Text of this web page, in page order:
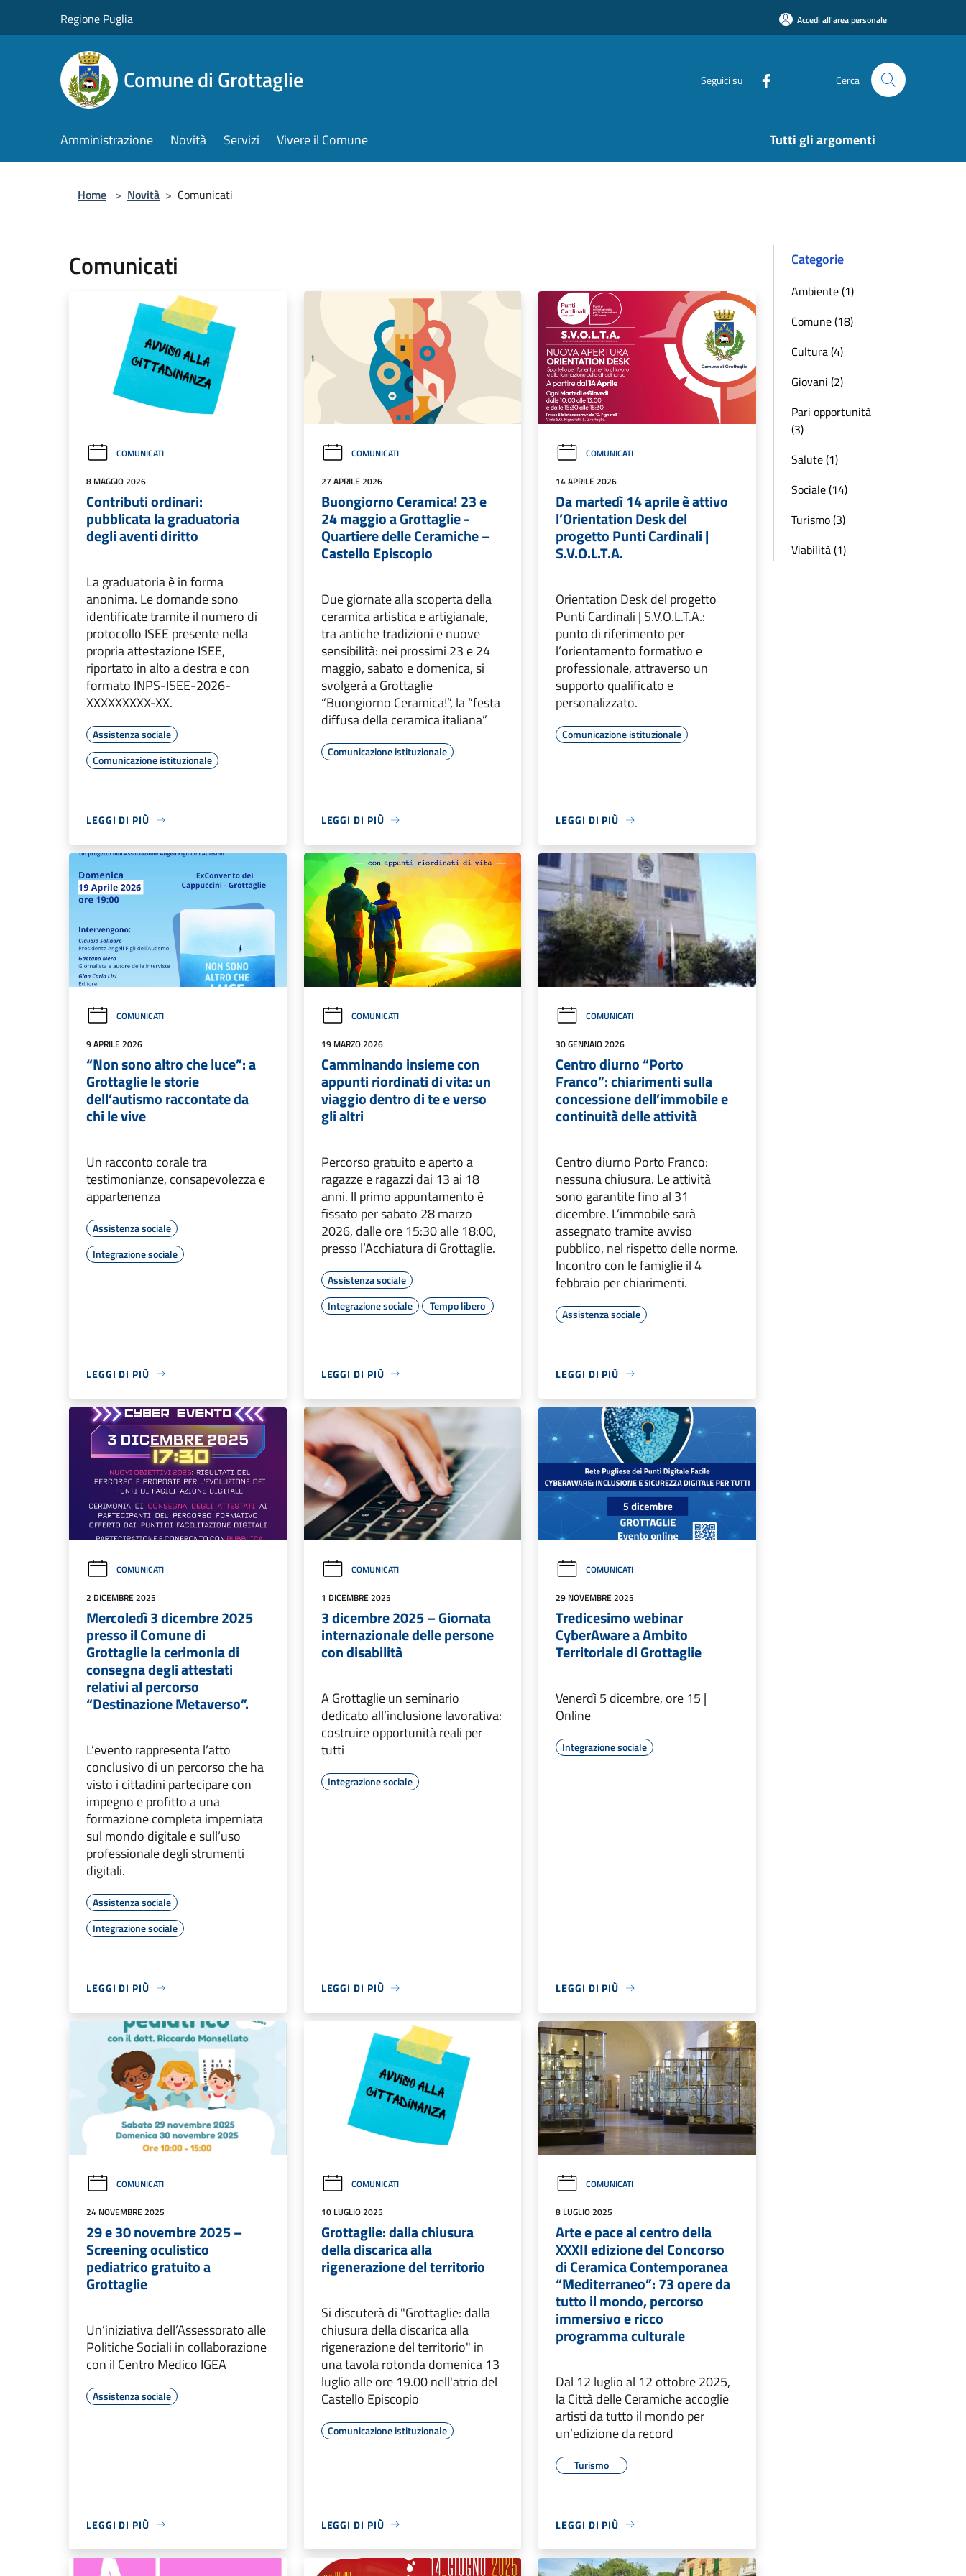
Regione Puglia Accedi all'area personale
Comune di Grottaglie Seguici su Cerca
Amministrazione Novità Servizi Vivere il Comune Tutti gli argomenti
Home > Novità > Comunicati
Comunicati
COMUNICATI
8 MAGGIO 2026
Contributi ordinari:
pubblicata la graduatoria
degli aventi diritto
La graduatoria è in forma
anonima. Le domande sono
identificate tramite il numero di
protocollo ISEE presente nella
propria attestazione ISEE,
riportato in alto a destra e con
formato INPS-ISEE-2026-
XXXXXXXXX-XX.
Assistenza sociale
Comunicazione istituzionale
LEGGI DI PIÙ
COMUNICATI
27 APRILE 2026
Buongiorno Ceramica! 23 e
24 maggio a Grottaglie -
Quartiere delle Ceramiche –
Castello Episcopio
Due giornate alla scoperta della
ceramica artistica e artigianale,
tra antiche tradizioni e nuove
sensibilità: nei prossimi 23 e 24
maggio, sabato e domenica, si
svolgerà a Grottaglie
“Buongiorno Ceramica!”, la “festa
diffusa della ceramica italiana”
Comunicazione istituzionale
LEGGI DI PIÙ
COMUNICATI
14 APRILE 2026
Da martedì 14 aprile è attivo
l’Orientation Desk del
progetto Punti Cardinali |
S.V.O.L.T.A.
Orientation Desk del progetto
Punti Cardinali | S.V.O.L.T.A.:
punto di riferimento per
l’orientamento formativo e
professionale, attraverso un
supporto qualificato e
personalizzato.
Comunicazione istituzionale
LEGGI DI PIÙ
COMUNICATI
9 APRILE 2026
“Non sono altro che luce”: a
Grottaglie le storie
dell’autismo raccontate da
chi le vive
Un racconto corale tra
testimonianze, consapevolezza e
appartenenza
Assistenza sociale
Integrazione sociale
LEGGI DI PIÙ
COMUNICATI
19 MARZO 2026
Camminando insieme con
appunti riordinati di vita: un
viaggio dentro di te e verso
gli altri
Percorso gratuito e aperto a
ragazze e ragazzi dai 13 ai 18
anni. Il primo appuntamento è
fissato per sabato 28 marzo
2026, dalle ore 15:30 alle 18:00,
presso l’Acchiatura di Grottaglie.
Assistenza sociale
Integrazione sociale
Tempo libero
LEGGI DI PIÙ
COMUNICATI
30 GENNAIO 2026
Centro diurno “Porto
Franco”: chiarimenti sulla
concessione dell’immobile e
continuità delle attività
Centro diurno Porto Franco:
nessuna chiusura. Le attività
sono garantite fino al 31
dicembre. L’immobile sarà
assegnato tramite avviso
pubblico, nel rispetto delle norme.
Incontro con le famiglie il 4
febbraio per chiarimenti.
Assistenza sociale
LEGGI DI PIÙ
COMUNICATI
2 DICEMBRE 2025
Mercoledì 3 dicembre 2025
presso il Comune di
Grottaglie la cerimonia di
consegna degli attestati
relativi al percorso
“Destinazione Metaverso”.
L’evento rappresenta l’atto
conclusivo di un percorso che ha
visto i cittadini partecipare con
impegno e profitto a una
formazione completa imperniata
sul mondo digitale e sull’uso
professionale degli strumenti
digitali.
Assistenza sociale
Integrazione sociale
LEGGI DI PIÙ
COMUNICATI
1 DICEMBRE 2025
3 dicembre 2025 – Giornata
internazionale delle persone
con disabilità
A Grottaglie un seminario
dedicato all’inclusione lavorativa:
costruire opportunità reali per
tutti
Integrazione sociale
LEGGI DI PIÙ
COMUNICATI
29 NOVEMBRE 2025
Tredicesimo webinar
CyberAware a Ambito
Territoriale di Grottaglie
Venerdì 5 dicembre, ore 15 |
Online
Integrazione sociale
LEGGI DI PIÙ
COMUNICATI
24 NOVEMBRE 2025
29 e 30 novembre 2025 –
Screening oculistico
pediatrico gratuito a
Grottaglie
Un’iniziativa dell’Assessorato alle
Politiche Sociali in collaborazione
con il Centro Medico IGEA
Assistenza sociale
LEGGI DI PIÙ
COMUNICATI
10 LUGLIO 2025
Grottaglie: dalla chiusura
della discarica alla
rigenerazione del territorio
Si discuterà di "Grottaglie: dalla
chiusura della discarica alla
rigenerazione del territorio" in
una tavola rotonda domenica 13
luglio alle ore 19.00 nell'atrio del
Castello Episcopio
Comunicazione istituzionale
LEGGI DI PIÙ
COMUNICATI
8 LUGLIO 2025
Arte e pace al centro della
XXXII edizione del Concorso
di Ceramica Contemporanea
“Mediterraneo”: 73 opere da
tutto il mondo, percorso
immersivo e ricco
programma culturale
Dal 12 luglio al 12 ottobre 2025,
la Città delle Ceramiche accoglie
artisti da tutto il mondo per
un’edizione da record
Turismo
LEGGI DI PIÙ
Categorie
Ambiente (1)
Comune (18)
Cultura (4)
Giovani (2)
Pari opportunità
(3)
Salute (1)
Sociale (14)
Turismo (3)
Viabilità (1)